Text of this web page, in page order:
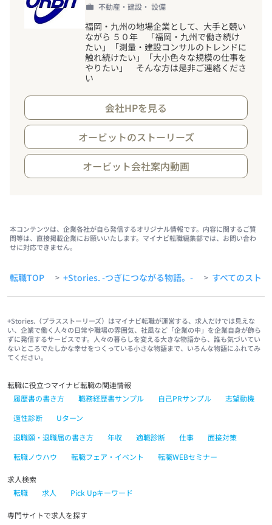
不動産・建設・ 設備
福岡・九州の地場企業として、大手と競い
ながら ５０年 「福岡・九州で働き続け
たい」「測量・建設コンサルのトレンドに
触れ続けたい」「大小色々な規模の仕事を
やりたい」 そんな方は是非ご連絡くださ
い
会社HPを見る
オービットのストーリーズ
オービット会社案内動画
本コンテンツは、企業各社が自ら発信するオリジナル情報です。内容に関するご質
問等は、直接掲載企業にお願いいたします。マイナビ転職編集部では、お問い合わ
せに対応できません。
転職TOP > +Stories. -つぎにつながる物語。- > すべてのスト
+Stories.（プラスストーリーズ）はマイナビ転職が運営する、求人だけでは見えな
い、企業で働く人々の日常や職場の雰囲気、社風など「企業の中」を企業自身が飾ら
ずに発信するサービスです。人々の暮らしを変える大きな物語から、誰も気づいてい
ないところでたしかな幸せをつくっている小さな物語まで、いろんな物語にふれてみ
てください。
転職に役立つマイナビ転職の関連情報
履歴書の書き方
職務経歴書サンプル 自己PRサンプル
志望動機
適性診断
Uターン
退職願・退職届の書き方
年収 適職診断 仕事
面接対策
転職ノウハウ
転職フェア・イベント 転職WEBセミナー
求人検索
転職
求人 Pick Upキーワード
専門サイトで求人を探す